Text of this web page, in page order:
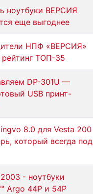
ноутбуки ВЕРСИЯ
еще выгоднее
НПФ «ВЕРСИЯ»
ТОП-35
DP-301U —
USB принт-
8.0 для Vesta 200
который всегда под
- ноутбуки
Argo 44P и 54P